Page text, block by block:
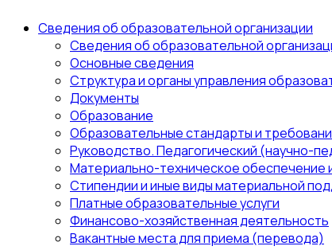
Сведения об образовательной организации
Сведения об образовательной
Основные сведения
Структура и органы управления
Документы
Образование
Образовательные стандарты и
Руководство. Педагогический (научно-
Материально-техническое обеспечение
Стипендии и иные виды материальной
Платные образовательные услуги
Финансово-хозяйственная деятельность
Вакантные места для приема (перевода)